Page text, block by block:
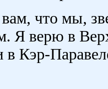
что мы,
Я верю в
в Кэр-